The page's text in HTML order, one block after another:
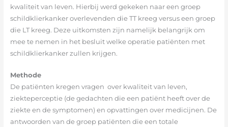
kwaliteit van leven. Hierbij werd gekeken naar een groep
schildklierkanker overlevenden die TT kreeg versus een groep
die LT kreeg. Deze uitkomsten zijn namelijk belangrijk om
mee te nemen in het besluit welke operatie patiënten met
schildklierkanker zullen krijgen.
Methode
De patiënten kregen vragen over kwaliteit van leven,
ziekteperceptie (de gedachten die een patiënt heeft over de
ziekte en de symptomen) en opvattingen over medicijnen. De
antwoorden van de groep patiënten die een totale